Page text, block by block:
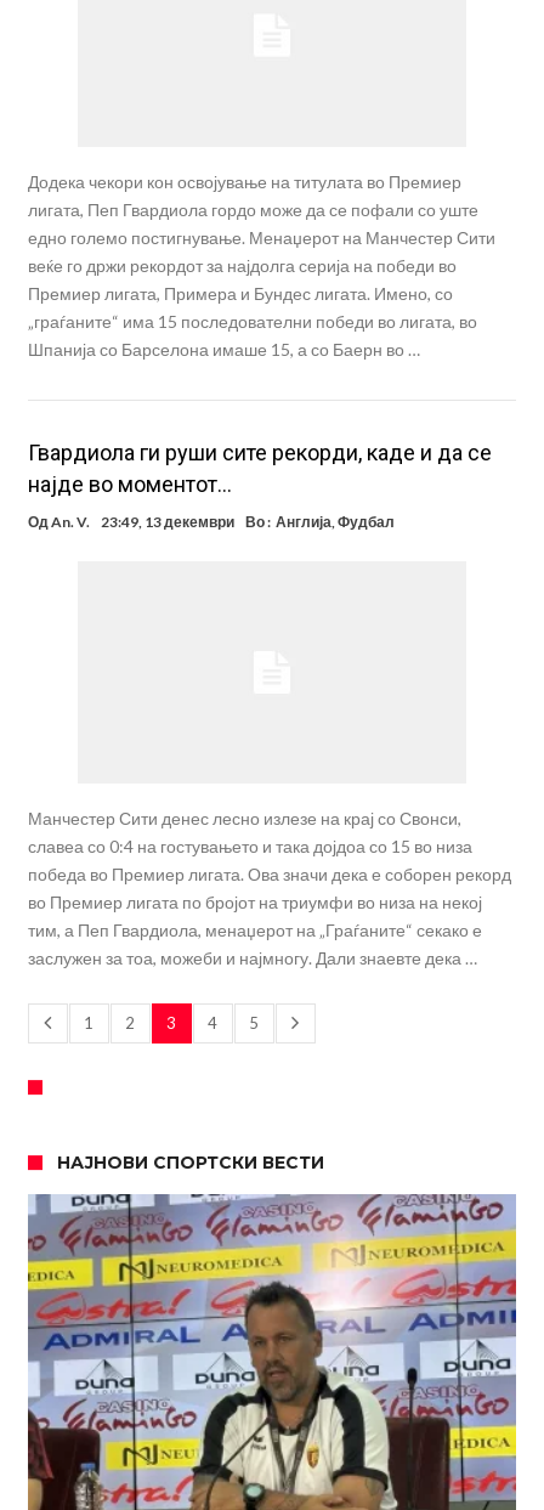
Додека чекори кон освојување на титулата во Премиер
лигата, Пеп Гвардиола гордо може да се пофали со уште
едно големо постигнување. Менаџерот на Манчестер Сити
веќе го држи рекордот за најдолга серија на победи во
Премиер лигата, Примера и Бундес лигата. Имено, со
„граѓаните“ има 15 последователни победи во лигата, во
Шпанија со Барселона имаше 15, а со Баерн во …
Гвардиола ги руши сите рекорди, каде и да се
најде во моментот…
Од An. V. 23:49, 13 декември Во : Англија Фудбал
Манчестер Сити денес лесно излезе на крај со Свонси,
славеа со 0:4 на гостувањето и така дојдоа со 15 во низа
победа во Премиер лигата. Ова значи дека е соборен рекорд
во Премиер лигата по бројот на триумфи во низа на некој
тим, а Пеп Гвардиола, менаџерот на „Граѓаните“ секако е
заслужен за тоа, можеби и најмногу. Дали знаевте дека …
1 2 3 4 5
НАЈНОВИ СПОРТСКИ ВЕСТИ